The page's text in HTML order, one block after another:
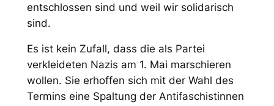
entschlossen sind und weil wir solidarisch
sind.
Es ist kein Zufall, dass die als Partei
verkleideten Nazis am 1. Mai marschieren
wollen. Sie erhoffen sich mit der Wahl des
Termins eine Spaltung der Antifaschistinnen